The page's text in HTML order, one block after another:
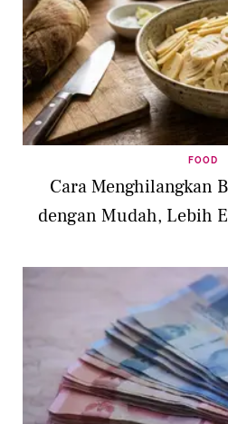
FOOD
Cara Menghilangkan
dengan Mudah, Lebih